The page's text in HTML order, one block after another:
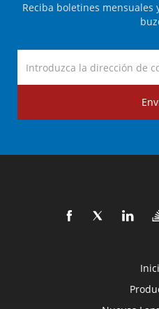
Reciba boletines